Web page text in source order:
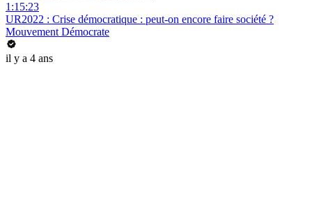
1:15:23
UR2022 : Crise démocratique : peut-on encore faire société ?
Mouvement Démocrate
il y a 4 ans